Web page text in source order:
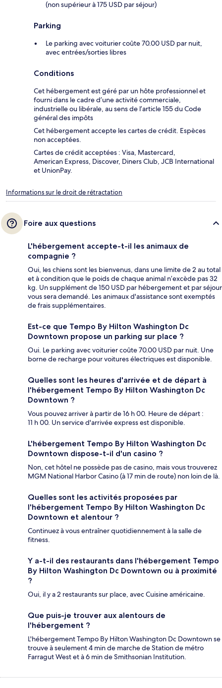
(non supérieur à 175 USD par séjour)
Parking
Le parking avec voiturier coûte 70.00 USD par nuit,
avec entrées/sorties libres
Conditions
Cet hébergement est géré par un hôte professionnel et
fourni dans le cadre d’une activité commerciale,
industrielle ou libérale, au sens de l’article 155 du Code
général des impôts
Cet hébergement accepte les cartes de crédit. Espèces
non acceptées.
Cartes de crédit acceptées : Visa, Mastercard,
American Express, Discover, Diners Club, JCB International
et UnionPay.
Informations sur le droit de rétractation
Foire aux questions
L'hébergement accepte-t-il les animaux de
compagnie ?
Oui, les chiens sont les bienvenus, dans une limite de 2 au total
et à condition que le poids de chaque animal n’excède pas 32
kg. Un supplément de 150 USD par hébergement et par séjour
vous sera demandé. Les animaux d'assistance sont exemptés
de frais supplémentaires.
Est-ce que Tempo By Hilton Washington Dc
Downtown propose un parking sur place ?
Oui. Le parking avec voiturier coûte 70.00 USD par nuit. Une
borne de recharge pour voitures électriques est disponible.
Quelles sont les heures d'arrivée et de départ à
l'hébergement Tempo By Hilton Washington Dc
Downtown ?
Vous pouvez arriver à partir de 16 h 00. Heure de départ :
11 h 00. Un service d'arrivée express est disponible.
L'hébergement Tempo By Hilton Washington Dc
Downtown dispose-t-il d'un casino ?
Non, cet hôtel ne possède pas de casino, mais vous trouverez
MGM National Harbor Casino (à 17 min de route) non loin de là.
Quelles sont les activités proposées par
l'hébergement Tempo By Hilton Washington Dc
Downtown et alentour ?
Continuez à vous entraîner quotidiennement à la salle de
fitness.
Y a-t-il des restaurants dans l'hébergement Tempo
By Hilton Washington Dc Downtown ou à proximité
?
Oui, il y a 2 restaurants sur place, avec Cuisine américaine.
Que puis-je trouver aux alentours de
l'hébergement ?
L'hébergement Tempo By Hilton Washington Dc Downtown se
trouve à seulement 4 min de marche de Station de métro
Farragut West et à 6 min de Smithsonian Institution.